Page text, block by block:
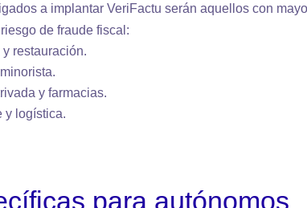
a implantar VeriFactu serán aquellos con
de fraude fiscal:
restauración.
y farmacias.
y logística.
para autónomos